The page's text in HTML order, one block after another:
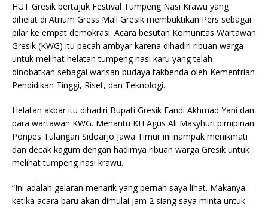
HUT Gresik bertajuk Festival Tumpeng Nasi Krawu yang
dihelat di Atrium Gress Mall Gresik membuktikan Pers sebagai
pilar ke empat demokrasi. Acara besutan Komunitas Wartawan
Gresik (KWG) itu pecah ambyar karena dihadiri ribuan warga
untuk melihat helatan tumpeng nasi karu yang telah
dinobatkan sebagai warisan budaya takbenda oleh Kementrian
Pendidikan Tinggi, Riset, dan Teknologi.
Helatan akbar itu dihadiri Bupati Gresik Fandi Akhmad Yani dan
para wartawan KWG. Menantu KH Agus Ali Masyhuri pimipinan
Ponpes Tulangan Sidoarjo Jawa Timur ini nampak menikmati
dan decak kagum dengan hadirnya ribuan warga Gresik untuk
melihat tumpeng nasi krawu.
“Ini adalah gelaran menarik yang pernah saya lihat. Makanya
ketika acara baru akan dimulai jam 2 siang saya minta untuk